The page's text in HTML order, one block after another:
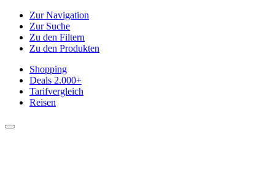
Zur Navigation
Zur Suche
Zu den Filtern
Zu den Produkten
Shopping
Deals 2.000+
Tarifvergleich
Reisen